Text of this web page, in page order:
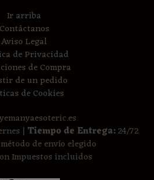
Ir arriba
Contáctanos
Aviso Legal
de Privacidad
de Compra
de un pedido
de Cookies
| Tiempo de Entrega:24/72
de envío elegido
Impuestos incluidos